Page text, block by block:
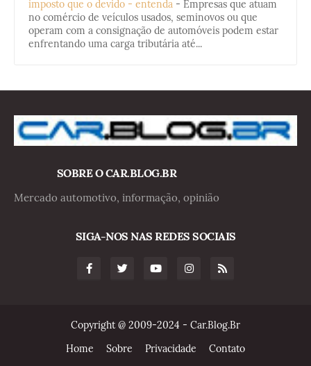
imposto que o devido - entenda - Empresas que atuam
no comércio de veículos usados, seminovos ou que
operam com a consignação de automóveis podem estar
enfrentando uma carga tributária até...
SOBRE O CAR.BLOG.BR
Mercado automotivo, informação, opinião
SIGA-NOS NAS REDES SOCIAIS
Copyright @ 2009-2024 - Car.Blog.Br
Home
Sobre Privacidade Contato